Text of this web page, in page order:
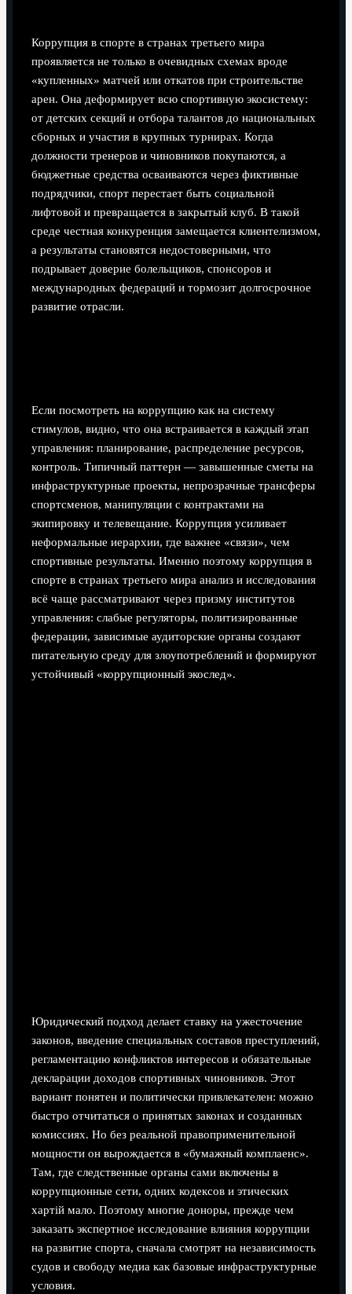
Коррупция в спорте в странах третьего мира
проявляется не только в очевидных схемах вроде
«купленных» матчей или откатов при строительстве
арен. Она деформирует всю спортивную экосистему:
от детских секций и отбора талантов до национальных
сборных и участия в крупных турнирах. Когда
должности тренеров и чиновников покупаются, а
бюджетные средства осваиваются через фиктивные
подрядчики, спорт перестает быть социальной
лифтовой и превращается в закрытый клуб. В такой
среде честная конкуренция замещается клиентелизмом,
а результаты становятся недостоверными, что
подрывает доверие болельщиков, спонсоров и
международных федераций и тормозит долгосрочное
развитие отрасли.
Если посмотреть на коррупцию как на систему
стимулов, видно, что она встраивается в каждый этап
управления: планирование, распределение ресурсов,
контроль. Типичный паттерн — завышенные сметы на
инфраструктурные проекты, непрозрачные трансферы
спортсменов, манипуляции с контрактами на
экипировку и телевещание. Коррупция усиливает
неформальные иерархии, где важнее «связи», чем
спортивные результаты. Именно поэтому коррупция в
спорте в странах третьего мира анализ и исследования
всё чаще рассматривают через призму институтов
управления: слабые регуляторы, политизированные
федерации, зависимые аудиторские органы создают
питательную среду для злоупотреблений и формируют
устойчивый «коррупционный экослед».
Юридический подход делает ставку на ужесточение
законов, введение специальных составов преступлений,
регламентацию конфликтов интересов и обязательные
декларации доходов спортивных чиновников. Этот
вариант понятен и политически привлекателен: можно
быстро отчитаться о принятых законах и созданных
комиссиях. Но без реальной правоприменительной
мощности он вырождается в «бумажный комплаенс».
Там, где следственные органы сами включены в
коррупционные сети, одних кодексов и этических
хартій мало. Поэтому многие доноры, прежде чем
заказать экспертное исследование влияния коррупции
на развитие спорта, сначала смотрят на независимость
судов и свободу медиа как базовые инфраструктурные
условия.